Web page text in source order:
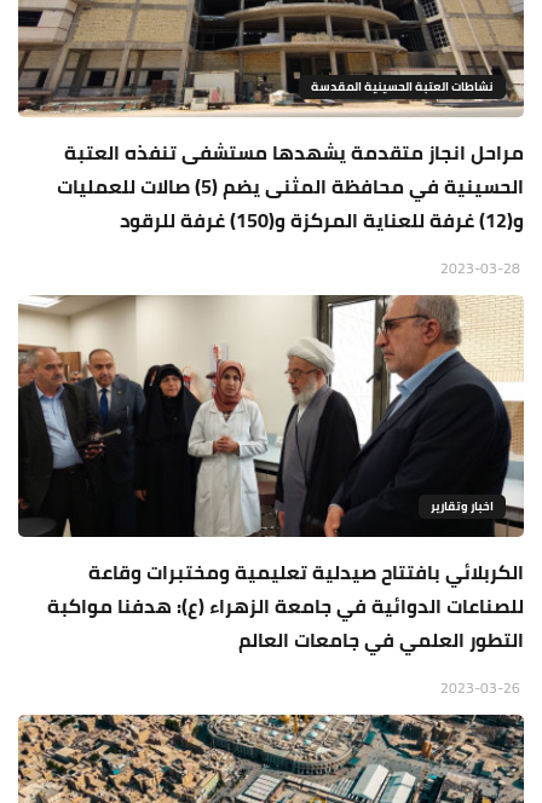
نشاطات العتبة الحسينية المقدسة
مراحل انجاز متقدمة يشهدها مستشفى تنفذه العتبة
الحسينية في محافظة المثنى يضم (5) صالات للعمليات
و(12) غرفة للعناية المركزة و(150) غرفة للرقود
اخبار وتقارير
الكربلائي بافتتاح صيدلية تعليمية ومختبرات وقاعة
للصناعات الدوائية في جامعة الزهراء (ع): هدفنا مواكبة
التطور العلمي في جامعات العالم